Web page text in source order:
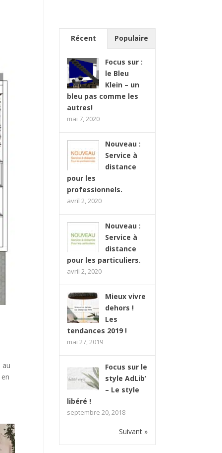
au
Récent Populaire
Focus sur :
le Bleu
Klein – un
bleu pas comme les
autres!
mai 7, 2020
Nouveau :
Service à
distance
pour les
professionnels.
avril 2, 2020
Nouveau :
Service à
distance
pour les particuliers.
avril 2, 2020
Mieux vivre
dehors !
Les
tendances 2019 !
mai 27, 2019
Focus sur le
style AdLib’
– Le style
libéré !
septembre 20, 2018
Suivant »